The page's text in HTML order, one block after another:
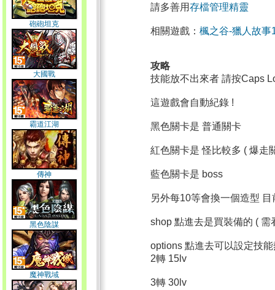
砲砲坦克
大國戰
霸道江湖
傳神
黑色陰謀
魔神戰域
請多善用存檔管理精靈
相關遊戲：楓之谷-獵人故事
攻略
技能放不出來者 請按Caps
這遊戲會自動紀錄 !
黑色關卡是 普通關卡
紅色關卡是 怪比較多 ( 爆走
藍色關卡是 boss
另外每10等會換一個造型
shop 點進去是買裝備的 ( 需
options 點進去可以設定技
2轉 15lv
3轉 30lv